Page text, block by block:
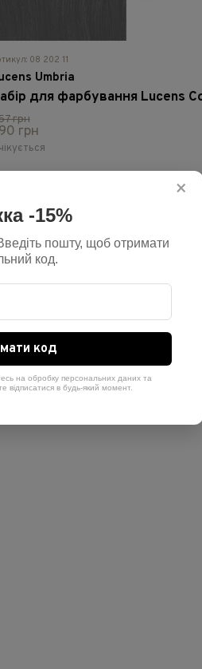
08 202 11
Umbria
грн
грн
2 3
×
-15%
пошту, щоб отримати
код.
код
на обробку персональних даних та
в будь-який момент.